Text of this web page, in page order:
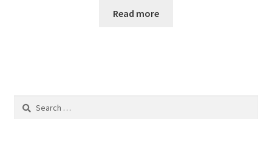
Read more
Search